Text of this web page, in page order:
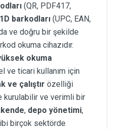
(QR, PDF417,
1D barkodları (UPC, EAN,
ve doğru bir şekilde
okuma cihazıdır.
okuma
ve ticari kullanım için
ve çalıştır özelliği
kurulabilir ve verimli bir
, depo yönetimi,
birçok sektörde